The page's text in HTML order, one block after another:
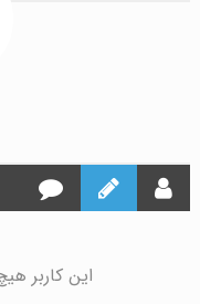
این کاربر